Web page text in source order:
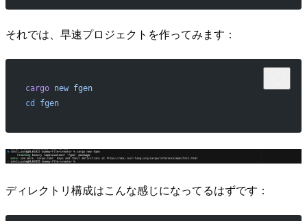
それでは、早速プロジェクトを作ってみます：
cargo new fgen
cd
fgen
ディレクトリ構成はこんな感じになってるはずです：